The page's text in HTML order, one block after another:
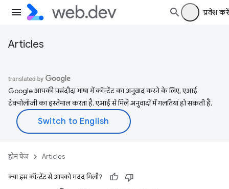
प्रवेश करें
Articles
Google आपकी पसंदीदा भाषा में कॉन्टेंट का अनुवाद करने के लिए, एआई
टेक्नोलॉजी का इस्तेमाल करता है. एआई से मिले अनुवादों में गलतियां हो सकती हैं.
होम पेज Articles
क्या इस कॉन्टेंट से आपको मदद मिली?